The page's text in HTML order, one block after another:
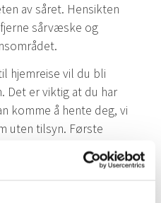
av såret. Hensikten
sårvæske og
hjemreise vil du bli
Det er viktig at du har
komme å hente deg, vi
uten tilsyn. Første